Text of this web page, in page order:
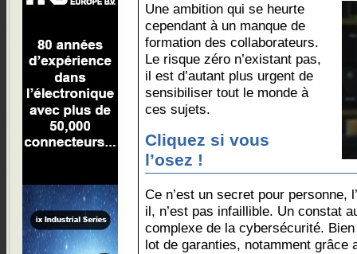
Une ambition qui se heurte
cependant à un manque de
formation des collaborateurs.
Le risque zéro n’existant pas,
il est d’autant plus urgent de
sensibiliser tout le monde à
ces sujets.
Cliquez si vous
l’osez !
Ce n’est un secret pour personne,
il, n’est pas infaillible. Un constat
complexe de la cybersécurité.
lot de garanties, notamment grâce